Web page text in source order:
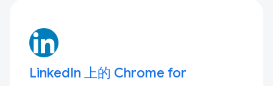
LinkedIn 上的 Chrome for